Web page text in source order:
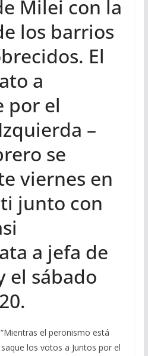
Milei con la
los barrios
El
a
por el
–
se
viernes en
junto con
a jefa de
el sábado
el peronismo está
los votos a Juntos por el